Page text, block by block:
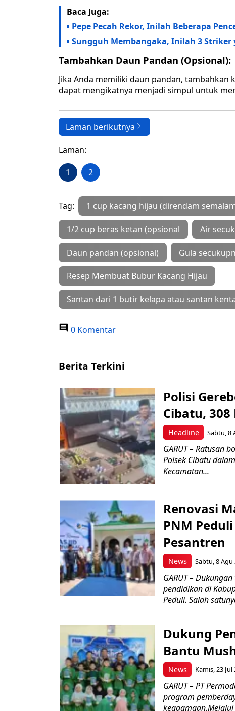
Baca Juga:
Pepe Pecah Rekor, Inilah Beberapa
Sungguh Membangaka, Inilah 3 Striker
Tambahkan Daun Pandan (Opsional):
Jika Anda memiliki daun pandan,
dapat mengikatnya menjadi simpul untuk
Laman berikutnya
Laman:
1 2
Tag: 1 cup kacang hijau (direndam
1/2 cup beras ketan (opsional Air
Daun pandan (opsional) Gula
Resep Membuat Bubur Kacang Hijau
Santan dari 1 butir kelapa atau santan
0 Komentar
Berita Terkini
Headline
Polisi
Cibatu,
Sabtu, 8
GARUT – Ratusan
Polsek Cibatu
Kecamatan...
News
Renovasi
PNM
Pesantren
Sabtu, 8 Agu
GARUT –
pendidikan di
Peduli. Salah
News
Dukung
Bantu
Kamis, 23 Jul
GARUT – PT
program